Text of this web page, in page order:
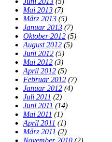
Mai 2013 (7)
März 2013 (5)
Januar 2013 (7)
Oktober 2012 (5)
August 2012 (5)
Juni 2012 (5)
Mai 2012 (3)
April 2012 (5)
Februar 2012 (7)
Januar 2012 (4)
Juli 2011 (2)
Juni 2011 (14)
Mai 2011 (1)
April 2011 (1)
März 2011 (2)